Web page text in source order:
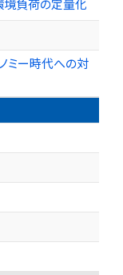
境負荷の定量化
ミー時代への対